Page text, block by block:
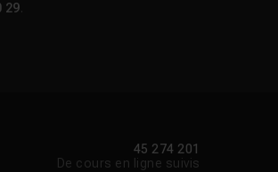
29.
45 274 201
De cours en ligne suivis